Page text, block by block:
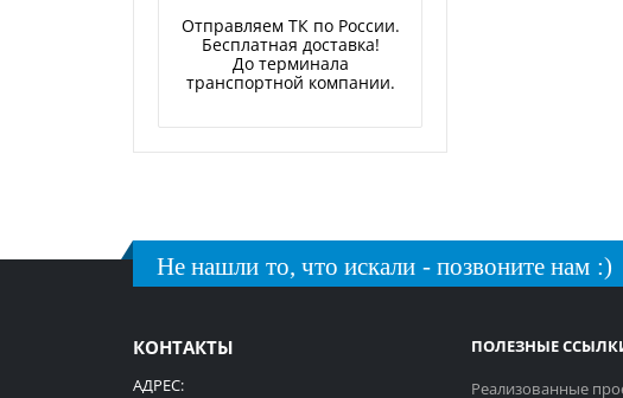
Отправляем ТК по России.
Бесплатная доставка!
До терминала
транспортной компании.
Не нашли то, что искали - позвоните нам :)
КОНТАКТЫ
АДРЕС:
ПОЛЕЗНЫЕ
Реализованные